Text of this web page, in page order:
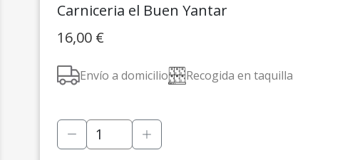
Carniceria el Buen Yantar
16,00 €
Envío a domicilio Recogida en taquilla